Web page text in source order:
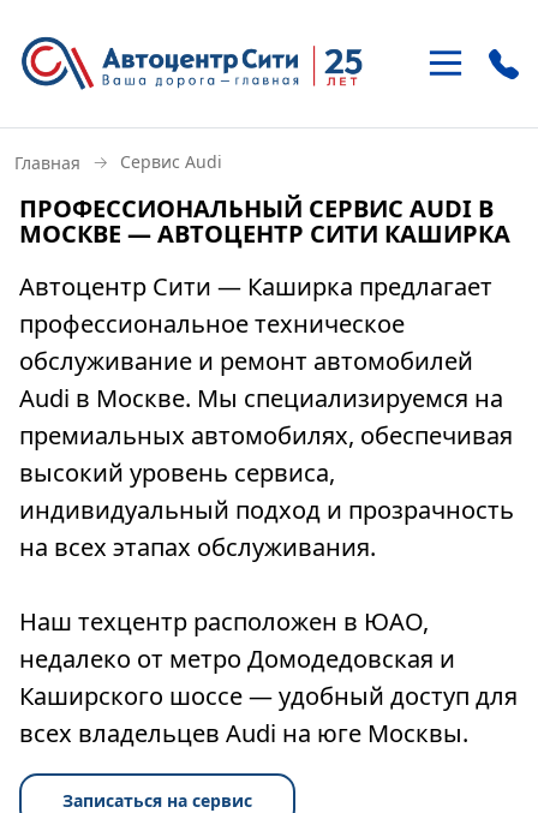
+7 (495)937-21-41
ул. Антонова-Овсеенко 15-1
+7 (495)121-46-85
м. «Домодедовская»
Внешняя сторона МКАД, 22 км
Главная → Сервис Audi
ПРОФЕССИОНАЛЬНЫЙ СЕРВИС AUDI В
МОСКВЕ — АВТОЦЕНТР СИТИ КАШИРКА
Автоцентр Сити — Каширка предлагает
профессиональное техническое
обслуживание и ремонт автомобилей
Audi в Москве. Мы специализируемся на
премиальных автомобилях, обеспечивая
высокий уровень сервиса,
индивидуальный подход и прозрачность
на всех этапах обслуживания.
Наш техцентр расположен в ЮАО,
недалеко от метро Домодедовская и
Каширского шоссе — удобный доступ для
всех владельцев Audi на юге Москвы.
Записаться на сервис